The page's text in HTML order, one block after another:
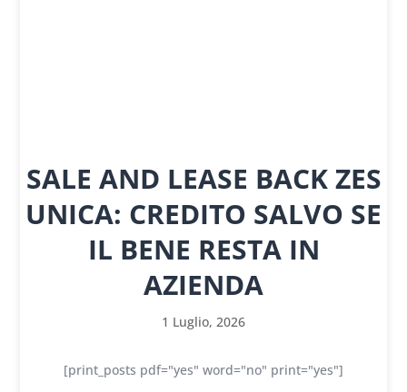
SALE AND LEASE BACK ZES
UNICA: CREDITO SALVO SE
IL BENE RESTA IN
AZIENDA
1 Luglio, 2026
[print_posts pdf="yes" word="no" print="yes"]